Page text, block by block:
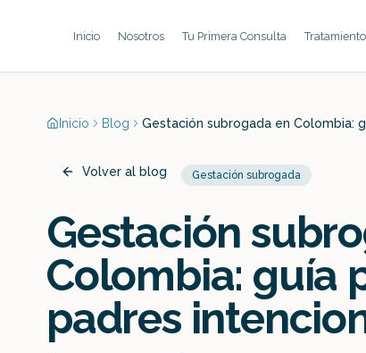
Inicio Nosotros Tu Primera Consulta
Inicio Blog Gestación subrogada en Colombia:
Volver al blog Gestación subrogada
Gestación
Colombia: guía
padres